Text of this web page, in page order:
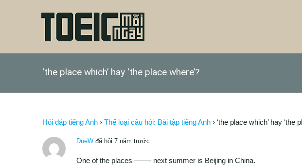
‘the place which’ hay ‘the place where’?
Hỏi đáp tiếng Anh › Thể loại câu hỏi: Bài tập tiếng Anh › ‘the place which’ hay ‘the
DueW đã hỏi 7 năm trước
One of the places ——- next summer is Beijing in China.